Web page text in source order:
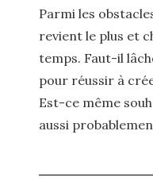
Parmi les
revient le plus et
temps. Faut-il
pour réussir à
Est-ce même
aussi